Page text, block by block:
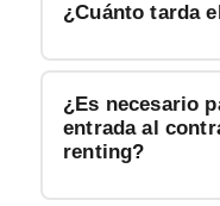
¿Cuánto tarda
¿Es necesario
entrada al
renting?